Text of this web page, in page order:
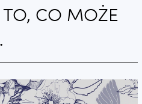
CO MOŻE